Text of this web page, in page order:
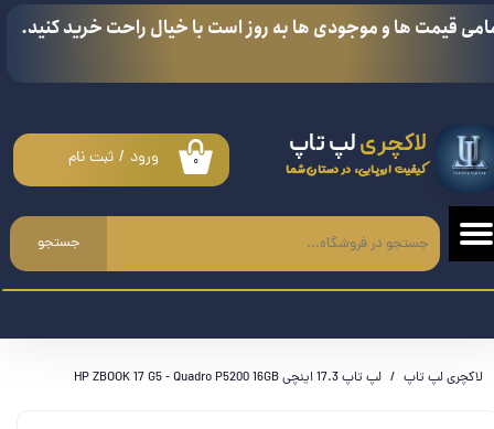
لاکچریلپ تاپ
کیفیت اروپایی، در دستان شما
جستجو
۰ ورود / ثبت نام
حساب کاربری من
سفارشات
خروج از حساب کاربری
قیمت ها و موجودی ها به روز است با خیال راحت خرید کنید.
لاکچری لپ تاپ لپ تاپ 17.3 اینچی HP ZBOOK 17 G5 - Quadro P5200 16GB